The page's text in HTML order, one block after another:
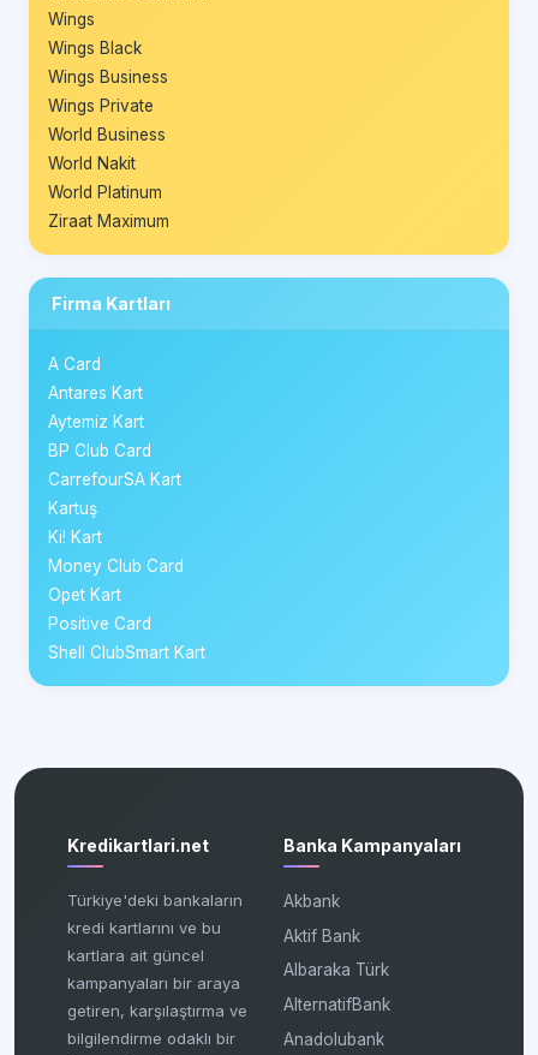
Wings
Wings Black
Wings Business
Wings Private
World Business
World Nakit
World Platinum
Ziraat Maximum
Firma Kartları
A Card
Antares Kart
Aytemiz Kart
BP Club Card
CarrefourSA Kart
Kartuş
Ki! Kart
Money Club Card
Opet Kart
Positive Card
Shell ClubSmart Kart
Kredikartlari.net
Türkiye'deki bankaların
kredi kartlarını ve bu
kartlara ait güncel
kampanyaları bir araya
getiren, karşılaştırma ve
bilgilendirme odaklı bir
Banka Kampanyaları
Akbank
Aktif Bank
Albaraka Türk
AlternatifBank
Anadolubank